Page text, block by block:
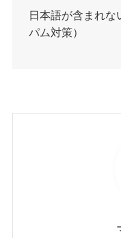
日本語が含まれな
パム対策）